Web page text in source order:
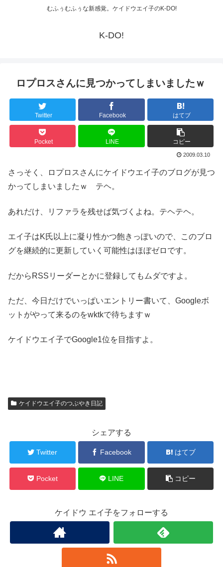
むふぅむふぅな新感覚。ケイドウエイ子のK-DO!
K-DO!
ロプロスさんに見つかってしまいましたｗ
Twitter Facebook はてブ
Pocket LINE コピー
2009.03.10
さっそく、ロプロスさんにケイドウエイ子のブログが見つ
かってしまいましたｗ テヘ。
あれだけ、リファラを残せば気づくよね。テヘテヘ。
エイ子はK氏以上に凝り性かつ飽きっぽいので、このブロ
グを継続的に更新していく可能性はほぼゼロです。
だからRSSリーダーとかに登録してもムダですよ。
ただ、今日だけでいっぱいエントリー書いて、Googleボ
ットがやって来るのをwktkで待ちますｗ
ケイドウエイ子でGoogle1位を目指すよ。
ケイドウエイ子のつぶやき日記
シェアする
Twitter Facebook はてブ
Pocket LINE コピー
ケイドウ エイ子をフォローする